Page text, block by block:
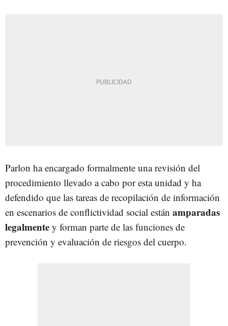
Parlon ha encargado formalmente una revisión del
procedimiento llevado a cabo por esta unidad y ha
defendido que las tareas de recopilación de información
en escenarios de conflictividad social están amparadas
legalmente y forman parte de las funciones de
prevención y evaluación de riesgos del cuerpo.